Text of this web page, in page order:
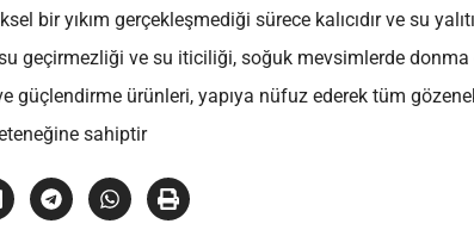
bir yıkım gerçekleşmediği sürece kalıcıdır ve su
su geçirmezliği ve su iticiliği, soğuk mevsimlerde donma
güçlendirme ürünleri, yapıya nüfuz ederek tüm
sahiptir